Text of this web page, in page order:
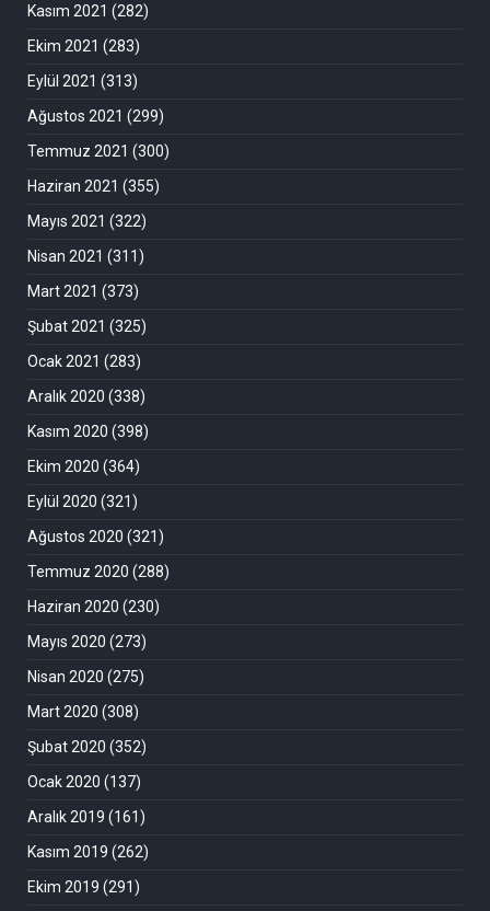
Kasım 2021 (282)
Ekim 2021 (283)
Eylül 2021 (313)
Ağustos 2021 (299)
Temmuz 2021 (300)
Haziran 2021 (355)
Mayıs 2021 (322)
Nisan 2021 (311)
Mart 2021 (373)
Şubat 2021 (325)
Ocak 2021 (283)
Aralık 2020 (338)
Kasım 2020 (398)
Ekim 2020 (364)
Eylül 2020 (321)
Ağustos 2020 (321)
Temmuz 2020 (288)
Haziran 2020 (230)
Mayıs 2020 (273)
Nisan 2020 (275)
Mart 2020 (308)
Şubat 2020 (352)
Ocak 2020 (137)
Aralık 2019 (161)
Kasım 2019 (262)
Ekim 2019 (291)